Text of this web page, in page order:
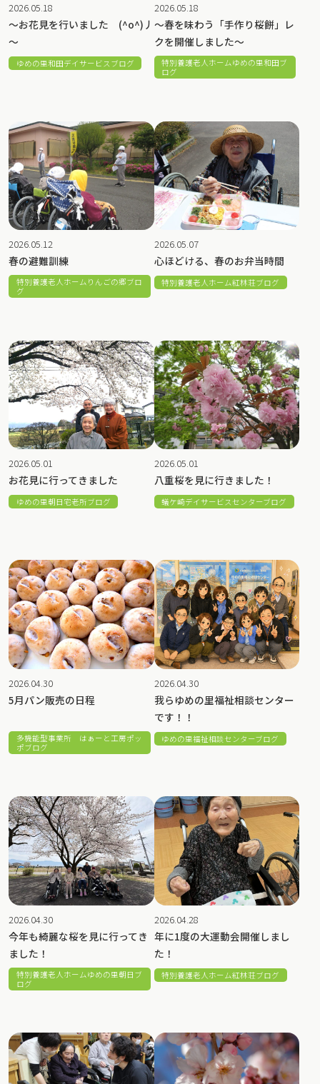
～お花見を行いました (^o^)丿
～
2026.05.18
ゆめの里和田デイサービスブログ
～春を味わう「手作り桜餅」レ
クを開催しました～
2026.05.18
特別養護老人ホームゆめの里和田ブ
ログ
春の避難訓練
2026.05.12
特別養護老人ホームりんごの郷ブロ
グ
心ほどける、春のお弁当時間
2026.05.07
特別養護老人ホーム紅林荘ブログ
お花見に行ってきました
2026.05.01
ゆめの里朝日宅老所ブログ
八重桜を見に行きました！
2026.05.01
蟻ケ崎デイサービスセンターブログ
5月パン販売の日程
2026.04.30
多機能型事業所 はぁーと工房ポッ
ポブログ
我らゆめの里福祉相談センター
です！！
2026.04.30
ゆめの里福祉相談センターブログ
今年も綺麗な桜を見に行ってき
ました！
2026.04.30
特別養護老人ホームゆめの里朝日ブ
ログ
年に1度の大運動会開催しまし
た！
2026.04.28
特別養護老人ホーム紅林荘ブログ